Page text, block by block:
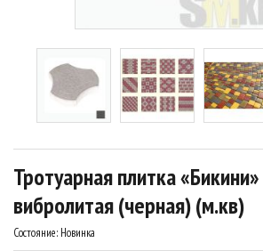
Тротуарная плитка «Бикини»
вибролитая (черная) (м.кв)
Состояние: Новинка